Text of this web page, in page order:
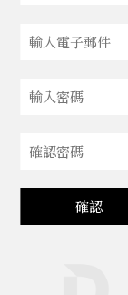
確認